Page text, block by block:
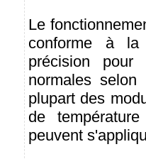
Le
conforme à la
précision pour
normales
plupart des
de
peuvent